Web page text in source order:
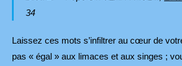
34
Laissez ces mots s’infiltrer au cœur de
pas « égal » aux limaces et aux singes ;